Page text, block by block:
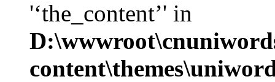
'‘the_content’' in